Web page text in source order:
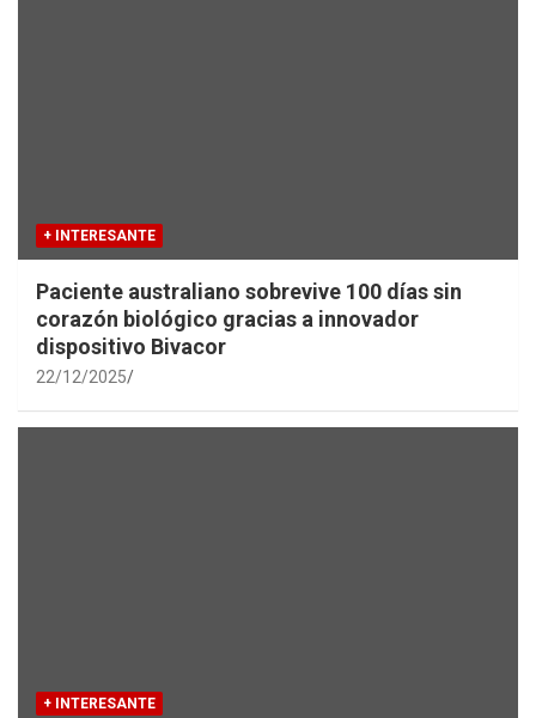
+ INTERESANTE
Paciente australiano sobrevive 100 días sin
corazón biológico gracias a innovador
dispositivo Bivacor
22/12/2025
+ INTERESANTE